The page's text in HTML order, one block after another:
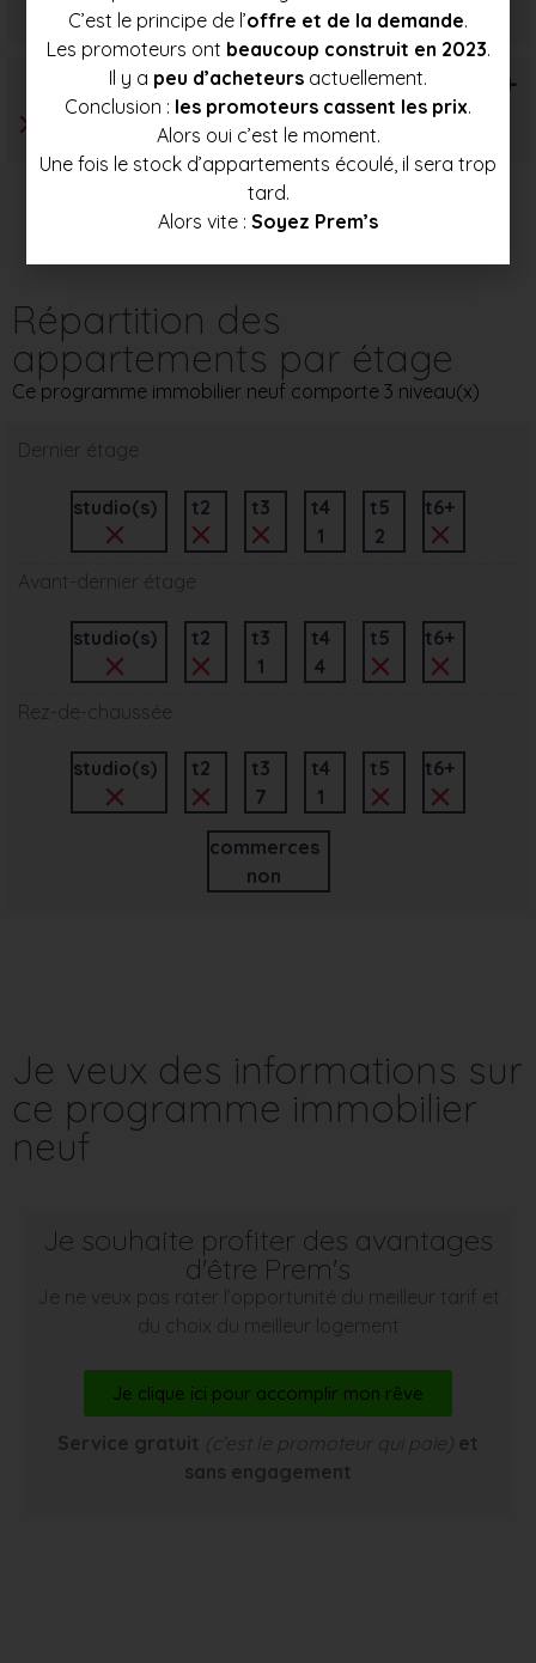
264 000 €280 000 €296 000 €
T6+
Répartition des
appartements par étage
Ce programme immobilier neuf comporte 3 niveau(x)
Dernier étage
studio(s) t2 t3
t4
1
t5
2
t6+
Avant-dernier étage
studio(s) t2
t3
1
t4
4
t5 t6+
Rez-de-chaussée
studio(s) t2
t3
7
t4
1
t5 t6+
commerces
non
Je veux des informations sur
ce programme immobilier
neuf
Je souhaite profiter des avantages
d'être Prem's
Je ne veux pas rater l’opportunité du meilleur tarif et
du choix du meilleur logement
Je clique ici pour accomplir mon rêve
Service gratuit (c’est le promoteur qui paie) et
sans engagement
C’est le principe de l’offre et de la demande.
Les promoteurs ont beaucoup construit en 2023.
Il y a peu d’acheteurs actuellement.
Conclusion : les promoteurs cassent les prix.
Alors oui c’est le moment.
Une fois le stock d’appartements écoulé, il sera trop
tard.
Alors vite : Soyez Prem’s